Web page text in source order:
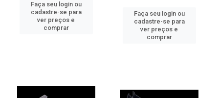
Faça seu login ou
cadastre-se para
ver preços e
comprar
Faça seu login ou
cadastre-se para
ver preços e
comprar